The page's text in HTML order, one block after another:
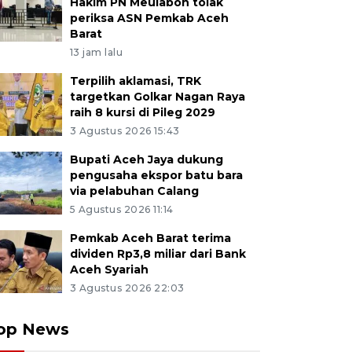
periksa ASN Pemkab Aceh
Barat
13 jam lalu
Terpilih aklamasi, TRK
targetkan Golkar Nagan Raya
raih 8 kursi di Pileg 2029
3 Agustus 2026 15:43
Bupati Aceh Jaya dukung
pengusaha ekspor batu bara
via pelabuhan Calang
5 Agustus 2026 11:14
Pemkab Aceh Barat terima
dividen Rp3,8 miliar dari Bank
Aceh Syariah
3 Agustus 2026 22:03
News